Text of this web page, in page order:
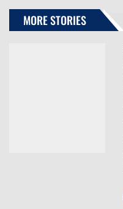
MORE STORIES